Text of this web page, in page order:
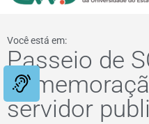
Você está em:
Passeio de
servidor